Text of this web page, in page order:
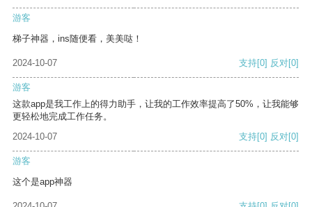
游客
梯子神器，ins随便看，美美哒！
2024-10-07 支持[0] 反对[0]
游客
这款app是我工作上的得力助手，让我的工作效率提高了50%，让我能够
更轻松地完成工作任务。
2024-10-07
支持[0] 反对[0]
游客
这个是app神器